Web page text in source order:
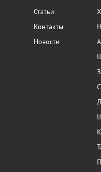
Статьи
Контакты
Новости